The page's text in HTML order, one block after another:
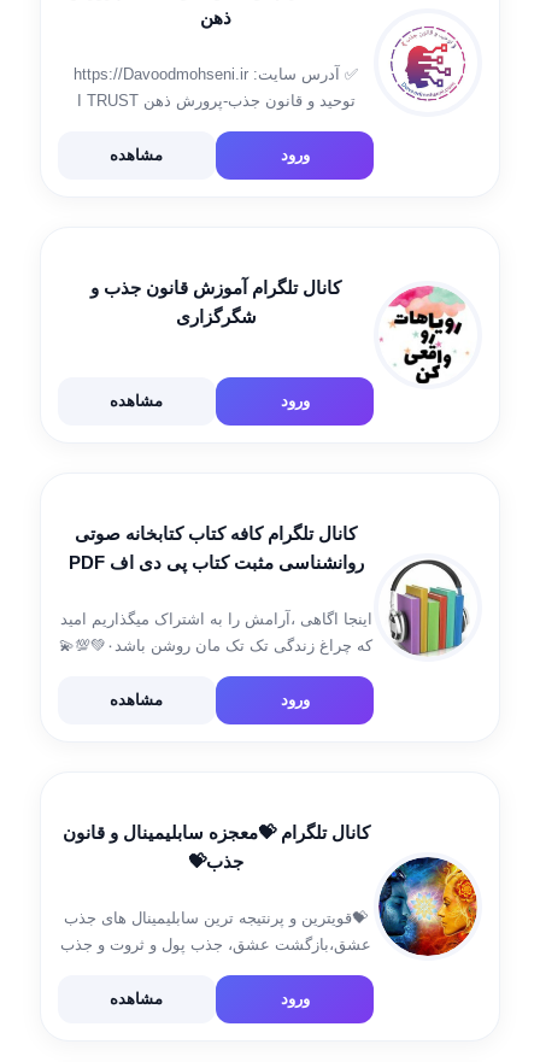
ذهن
✅ آدرس سایت: https://Davoodmohseni.ir
توحید و قانون جذب-پرورش ذهن I TRUST
ورود
مشاهده
کانال تلگرام آموزش قانون جذب و
شگرگزاری
ورود مشاهده
کانال تلگرام کافه کتاب کتابخانه صوتی
روانشناسی مثبت کتاب پی دی اف PDF
اینجا اگاهی ،آرامش را به اشتراک میگذاریم امید
که چراغ زندگی تک تک مان روشن باشد۰💚💯💫
https://instagram.com/sara888.7
igshid=ZDdkNTZiNTM=
ورود مشاهده
کانال تلگرام 💝معجزه سابلیمینال و قانون
جذب💝
💝قویترین و پرنتیجه ترین سابلیمینال های جذب
عشق،بازگشت عشق، جذب پول و ثروت و جذب
سفارش سابلیمینال👇 @sara_subliminal
ورود مشاهده